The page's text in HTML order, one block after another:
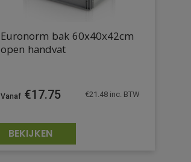
Euronorm bak 60x40x42cm
open handvat
€17.75 €21.48inc. BTW
BEKIJKEN